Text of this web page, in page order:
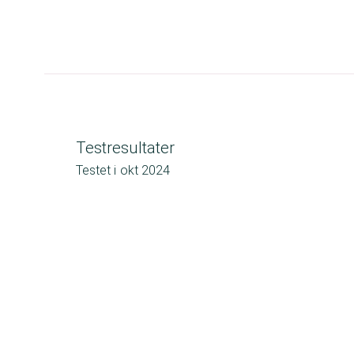
Testresultater
Testet i okt 2024